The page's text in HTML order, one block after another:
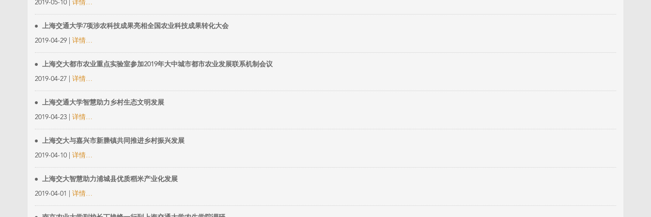
2019-05-10 | 详情…
上海交通大学7项涉农科技成果亮相全国农业科技成果转化大会
2019-04-29 | 详情…
上海交大都市农业重点实验室参加2019年大中城市都市农业发展联系机制会议
2019-04-27 | 详情…
上海交通大学智慧助力乡村生态文明发展
2019-04-23 | 详情…
上海交大与嘉兴市新塍镇共同推进乡村振兴发展
2019-04-10 | 详情…
上海交大智慧助力浦城县优质稻米产业化发展
2019-04-01 | 详情…